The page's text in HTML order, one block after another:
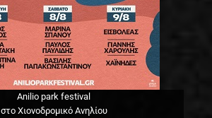
Anilio park festival
στο Χιονοδρομικό Ανηλίου